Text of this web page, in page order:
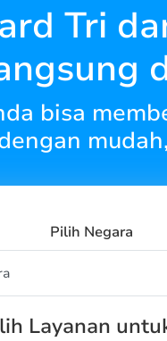
Tri
bisa
Pilih Negara
Layanan